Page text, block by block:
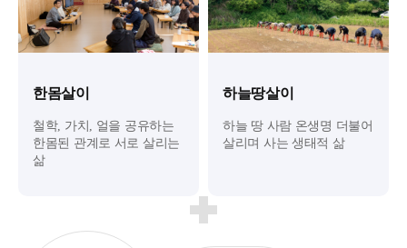
한몸살이
철학, 가치, 얼을 공유하는
한몸된 관계로 서로 살리는
삶
하늘땅살이
하늘 땅 사람 온생명 더불어
살리며 사는 생태적 삶